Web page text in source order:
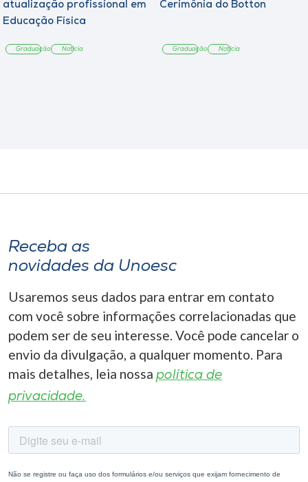
atualização profissional em
Educação Física
Graduação Notícia
Cerimônia do Botton
Graduação Notícia
Receba as
novidades da Unoesc
Usaremos seus dados para entrar em contato
com você sobre informações correlacionadas que
podem ser de seu interesse. Você pode cancelar o
envio da divulgação, a qualquer momento. Para
mais detalhes, leia nossa política de
privacidade.